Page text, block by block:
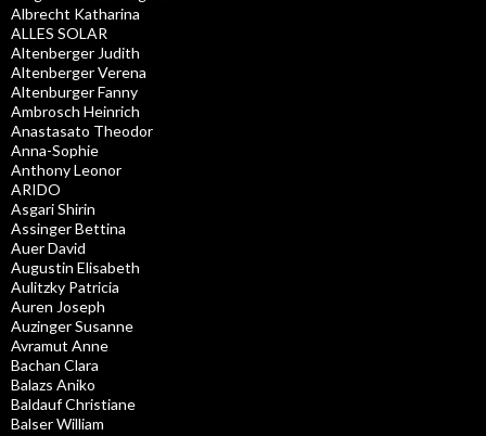
Albrecht Katharina
ALLES SOLAR
Altenberger Judith
Altenberger Verena
Altenburger Fanny
Ambrosch Heinrich
Anastasato Theodor
Anna-Sophie
Anthony Leonor
ARIDO
Asgari Shirin
Assinger Bettina
Auer David
Augustin Elisabeth
Aulitzky Patricia
Auren Joseph
Auzinger Susanne
Avramut Anne
Bachan Clara
Balazs Aniko
Baldauf Christiane
Balser William